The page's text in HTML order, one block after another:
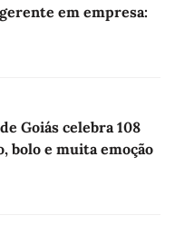
em empresa:
Goiás celebra 108
bolo e muita emoção